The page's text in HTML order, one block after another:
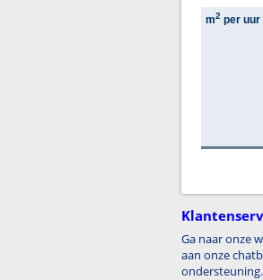
m2per uur
Ga naar onze
aan onze
ondersteuning.